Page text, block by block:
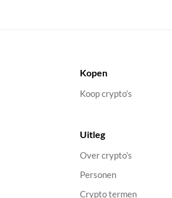
Kopen
Koop crypto’s
Uitleg
Over crypto’s
Personen
Crypto termen